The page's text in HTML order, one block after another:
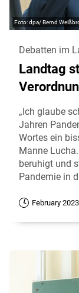
dpa/ Bernd
Debatten im
Landtag
„Ich glaube
Jahren
Wortes ein
Manne
beruhigt und
Pandemie in
February 2023